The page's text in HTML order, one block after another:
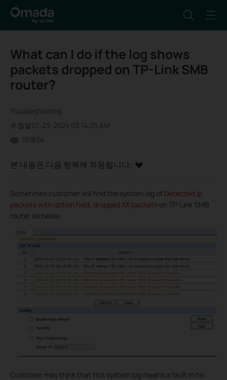
What can I do if the log shows
packets dropped on TP-Link SMB
router?
Troubleshooting
수정일07-23-2024 03:14:35 AM
130834
본 내용은 다음 항목에 적용됩니다:
Sometimes customer will find the system log of Detected ip
packets with option field, dropped XX packets on TP-Link SMB
router as below.
Customer may think that this system log means a fault in his